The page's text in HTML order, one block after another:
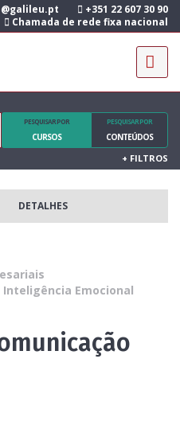
+351 22 607 30 90
Chamada de rede fixa nacional
PESQUISAR POR
CURSOS
PESQUISAR POR
CONTEÚDOS
+ FILTROS
DETALHES
Inteligência Emocional